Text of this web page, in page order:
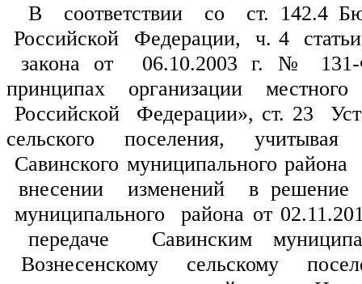
В  соответствии  со  ст. 142.4
Российской  Федерации,  ч. 4
закона от  06.10.2003 г. №
принципах  организации  местного
Российской  Федерации», ст. 23
сельского поселения,
Савинского муниципального района
внесении  изменений  в решение
муниципального  района от
передаче  Савинским
Вознесенскому  сельскому